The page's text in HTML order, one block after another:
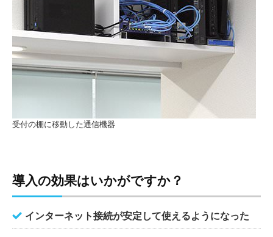
受付の棚に移動した通信機器
導入の効果はいかがですか？
インターネット接続が安定して使えるようになった